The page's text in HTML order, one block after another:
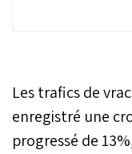
Les trafics de
enregistré une
progressé de